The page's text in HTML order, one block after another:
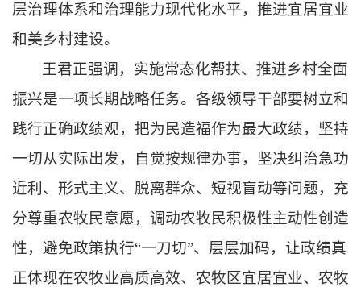
层治理体系和治理能力现代化水平，推进宜居宜业
和美乡村建设。
王君正强调，实施常态化帮扶、推进乡村全面
振兴是一项长期战略任务。 各级领导干部要树立和
践行正确政绩观， 把为民造福作为最大政绩，坚持
一切从实际出发，自觉按规律办事，坚决纠治急功
近利、形式主义、脱离群众、短视盲动等问题，充
分尊重农牧民意愿，调动农牧民积极性主动性创造
性，避免政策执行“一刀切”、层层加码，让政绩真
正体现在农牧业高质高效、农牧区宜居宜业、农牧